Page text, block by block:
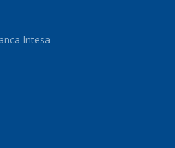
Intesa